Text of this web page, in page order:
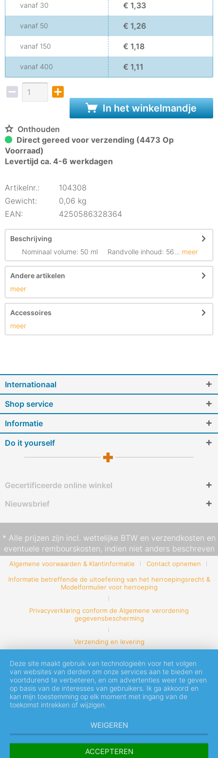
vanaf 30 € 1,33
vanaf 50 € 1,26
vanaf 150 € 1,18
vanaf 400 € 1,11
In het winkelmandje
Onthouden
Direct gereed voor verzending (4473 Op
Voorraad)
Levertijd ca. 4-6 werkdagen
Artikelnr.:
104308
Gewicht:
0,06 kg
EAN:
4250586328364
Beschrijving
Nominaal volume: 50 ml Randvolle inhoud: 56... meer
Andere artikelen
meer
Accessoires
meer
Internationaal
Shop service
Informatie
Do it yourself
Gecertificeerde online winkel
Nieuwsbrief
* Alle prijzen zijn incl. wettelijke BTW en verzendkosten en
eventuele rembourskosten, indien niet anders beschreven
Algemene voorwaarden & Klantinformatie
Contact opnemen
Informatie betreffende de uitoefening van het herroepingsrecht &
Modelformulier voor herroeping
Privacyverklaring conform de Algemene verordening
gegevensbescherming
Verzending en levering
Deze site maakt gebruik van technologieën voor het volgen
van websites van derden om onze services aan te bieden en
voortdurend te verbeteren, en om advertenties weer te geven
op basis van de interesses van gebruikers. Ik ga akkoord en
kan mijn toestemming op elk moment met ingang van de
toekomst intrekken of wijzigen.
WEIGEREN
ACCEPTEREN